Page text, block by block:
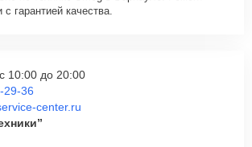
гарантией качества.
10:00 до 20:00
29-36
center.ru